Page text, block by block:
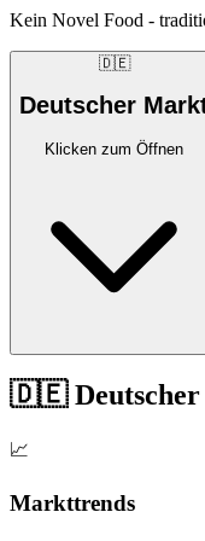
Kein Novel Food -
🇩🇪
Deutscher
Klicken zum Öffnen
🇩🇪
📈
Markttrends